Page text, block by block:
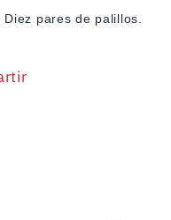
Diez pares de palillos.